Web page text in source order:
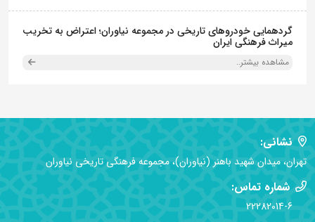
گردهمایی خودروهای تاریخی در مجموعه نیاوران؛ اعتراض به تخریب
میراث فرهنگی ایران
مشاهده بیشتر..
نشانی:
تهران، میدان شهید باهنر (نیاوران)، مجموعه فرهنگی تاریخی نیاوران
شماره تماس:
22282014-6